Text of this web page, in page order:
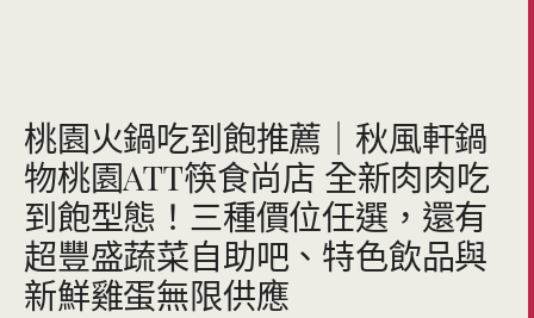
桃園火鍋吃到飽推薦｜秋風軒鍋
物桃園ATT筷食尚店 全新肉肉吃
到飽型態！三種價位任選，還有
超豐盛蔬菜自助吧、特色飲品與
新鮮雞蛋無限供應